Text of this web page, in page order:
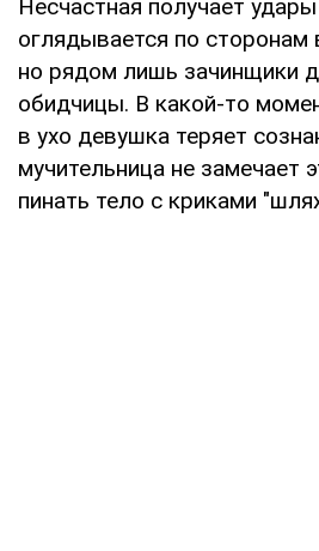
Несчастная получает
оглядывается по сторонам
но рядом лишь зачинщики
обидчицы. В какой-то
в ухо девушка теряет
мучительница не замечает
пинать тело с криками